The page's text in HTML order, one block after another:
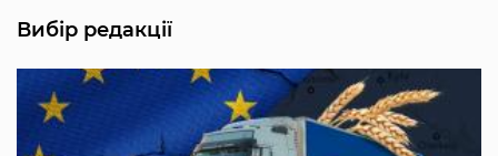
Вибір редакції